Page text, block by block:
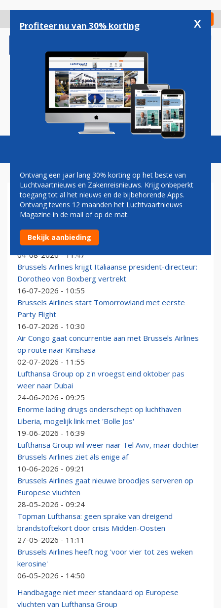
gaan
Check in
Magazine Podcasts Vacatures
BRUSSELS AIRLINES
Brussels Airlines grijpt ternauwernood in: streep door
vlootuitbreiding
04-08-2026 - 11:47
Brussels Airlines krijgt Italiaanse president-directeur:
Dorotheo von Boxberg vertrekt
16-07-2026 - 10:55
Brussels Airlines start Tomorrowland met eerste
Party Flight
16-07-2026 - 10:30
Air Congo gaat concurrentie aan met Brussels Airlines
op route naar Kinshasa
02-07-2026 - 11:55
Lufthansa Group op z'n vroegst eind oktober pas
weer naar Dubai
24-06-2026 - 09:25
Enorme lading drugs onderschept op luchthaven
Liberia, mogelijk link met 'Bolle Jos'
19-06-2026 - 16:39
Lufthansa Group wil weer naar Tel Aviv, maar dochter
Brussels Airlines ziet als enige af
10-06-2026 - 09:21
Brussels Airlines gaat nieuwe broodjes serveren op
Europese vluchten
28-05-2026 - 09:24
Topman Lufthansa: geen sprake van dreigend
brandstoftekort door crisis Midden-Oosten
27-05-2026 - 11:11
Brussels Airlines heeft nog 'voor vier tot zes weken
kerosine'
06-05-2026 - 14:50
Handbagage niet meer standaard op Europese
vluchten van Lufthansa Group
Profiteer nu van 30% korting x
Ontvang een jaar lang 30% korting op het beste van
Luchtvaartnieuws en Zakenreisnieuws. Krijg onbeperkt
toegang tot al het nieuws en de bijbehorende Apps.
Ontvang tevens 12 maanden het Luchtvaartnieuws
Magazine in de mail of op de mat.
Bekijk aanbieding